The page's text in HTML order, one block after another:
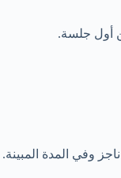
وفي المدة المبينة.